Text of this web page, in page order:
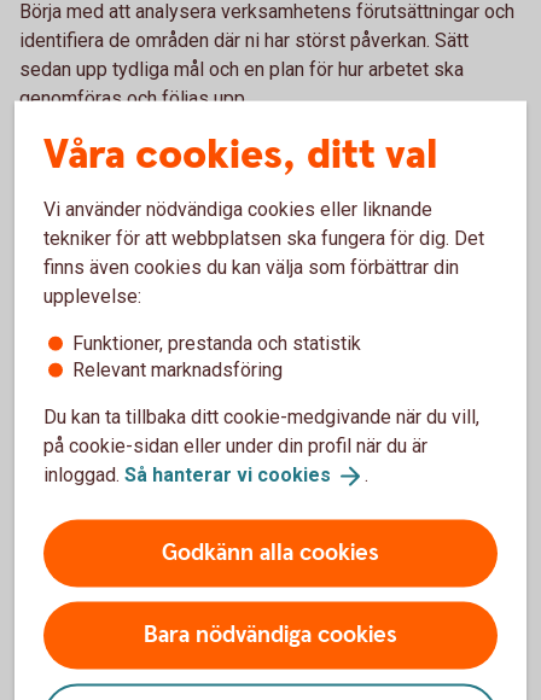
Börja med att analysera verksamhetens förutsättningar och
identifiera de områden där ni har störst påverkan. Sätt
sedan upp tydliga mål och en plan för hur arbetet ska
genomföras och följas upp.
– Det viktigaste är att komma igång. Hållbarhetsarbetet
behöver inte vara perfekt från början. Genom att ta stegvis
framåt, följa upp resultaten och utveckla arbetet över tid kan
företag skapa värde både för verksamheten och för
samhället, avslutar Johanna Fager.
Johanna Fager
Chef för Group Sustainability
Våra cookies, ditt val
Vi använder nödvändiga cookies eller liknande
tekniker för att webbplatsen ska fungera för dig. Det
finns även cookies du kan välja som förbättrar din
upplevelse:
Funktioner, prestanda och statistik
Relevant marknadsföring
Du kan ta tillbaka ditt cookie-medgivande när du vill,
på cookie-sidan eller under din profil när du är
inloggad. Så hanterar vi cookies .
Godkänn alla cookies
Bara nödvändiga cookies